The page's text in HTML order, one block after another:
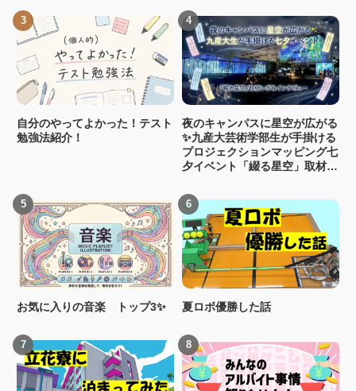
自分のやってよかった！テスト
勉強法紹介！
夜のキャンパスに星空が広がる
✨九産大芸術学部生が手掛ける
プロジェクションマッピング七
夕イベント「綴る星空」取材レ
お気に入りの音楽 トップ3✨ 夏ロボ優勝した話